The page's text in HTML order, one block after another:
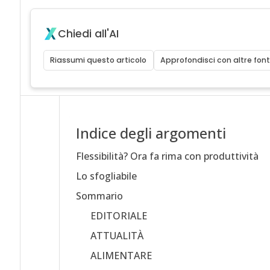
Chiedi all'AI
Riassumi questo articolo Approfondisci con altre
Indice degli argomenti
Flessibilità? Ora fa rima con produttività
Lo sfogliabile
Sommario
EDITORIALE
ATTUALITÀ
ALIMENTARE